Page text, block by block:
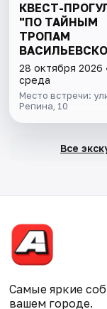
КВЕСТ-
"ПО ТАЙНЫМ
ТРОПАМ
ОСТРОВА"
28 октября 2026
среда
Место встречи:
Репина, 10
Все
Самые яркие
вашем городе.